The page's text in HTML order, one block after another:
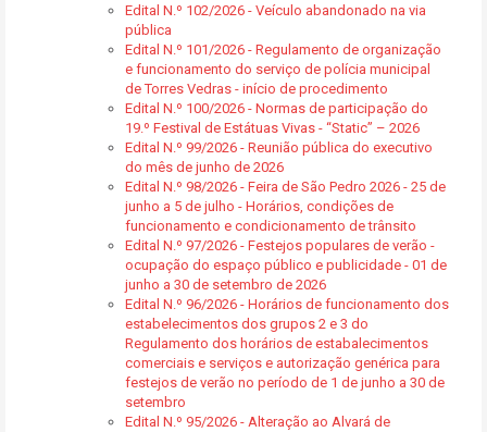
Edital N.º 102/2026 - Veículo abandonado na via
pública
Edital N.º 101/2026 - Regulamento de organização
e funcionamento do serviço de polícia municipal
de Torres Vedras - início de procedimento
Edital N.º 100/2026 - Normas de participação do
19.º Festival de Estátuas Vivas - “Static” – 2026
Edital N.º 99/2026 - Reunião pública do executivo
do mês de junho de 2026
Edital N.º 98/2026 - Feira de São Pedro 2026 - 25 de
junho a 5 de julho - Horários, condições de
funcionamento e condicionamento de trânsito
Edital N.º 97/2026 - Festejos populares de verão -
ocupação do espaço público e publicidade - 01 de
junho a 30 de setembro de 2026
Edital N.º 96/2026 - Horários de funcionamento dos
estabelecimentos dos grupos 2 e 3 do
Regulamento dos horários de estabalecimentos
comerciais e serviços e autorização genérica para
festejos de verão no período de 1 de junho a 30 de
setembro
Edital N.º 95/2026 - Alteração ao Alvará de